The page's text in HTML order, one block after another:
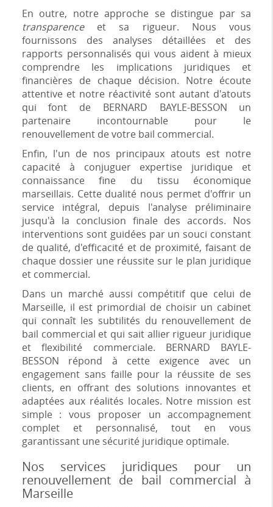
En outre, notre approche se distingue par sa
transparenceet sa rigueur. Nous vous
fournissons des analyses détaillées et des
rapports personnalisés qui vous aident à mieux
comprendre les implications juridiques et
financières de chaque décision. Notre écoute
attentive et notre réactivité sont autant d'atouts
qui font de BERNARD BAYLE-BESSON un
partenaire incontournable pour le
renouvellement de votre bail commercial.
Enfin, l'un de nos principaux atouts est notre
capacité à conjuguer expertise juridique et
connaissance fine du tissu économique
marseillais. Cette dualité nous permet d'offrir un
service intégral, depuis l'analyse préliminaire
jusqu'à la conclusion finale des accords. Nos
interventions sont guidées par un souci constant
de qualité, d'efficacité et de proximité, faisant de
chaque dossier une réussite sur le plan juridique
et commercial.
Dans un marché aussi compétitif que celui de
Marseille, il est primordial de choisir un cabinet
qui connaît les subtilités du renouvellement de
bail commercial et qui sait allier rigueur juridique
et flexibilité commerciale. BERNARD BAYLE-
BESSON répond à cette exigence avec un
engagement sans faille pour la réussite de ses
clients, en offrant des solutions innovantes et
adaptées aux réalités locales. Notre mission est
simple : vous proposer un accompagnement
complet et personnalisé, tout en vous
garantissant une sécurité juridique optimale.
Nos services juridiques pour un
renouvellement de bail commercial à
Marseille